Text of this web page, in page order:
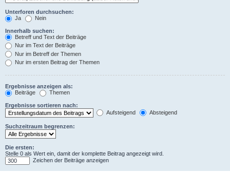
Unterforen durchsuchen:
Ja
Nein
Innerhalb suchen:
Betreff und Text der Beiträge
Nur im Text der Beiträge
Nur im Betreff der Themen
Nur im ersten Beitrag der Themen
Ergebnisse anzeigen als:
Beiträge
Themen
Ergebnisse sortieren nach:
Aufsteigend
Absteigend
Suchzeitraum begrenzen:
Die ersten:
Stelle 0 als Wert ein, damit der komplette Beitrag angezeigt wird.
Zeichen der Beiträge anzeigen